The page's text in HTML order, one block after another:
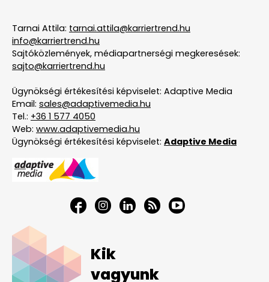
Tarnai Attila: tarnai.attila@karriertrend.hu
info@karriertrend.hu
Sajtóközlemények, médiapartnerségi megkeresések:
sajto@karriertrend.hu
Ügynökségi értékesítési képviselet: Adaptive Media
Email: sales@adaptivemedia.hu
Tel.: +36 1 577 4050
Web: www.adaptivemedia.hu
Ügynökségi értékesítési képviselet: Adaptive Media
Kik
vagyunk